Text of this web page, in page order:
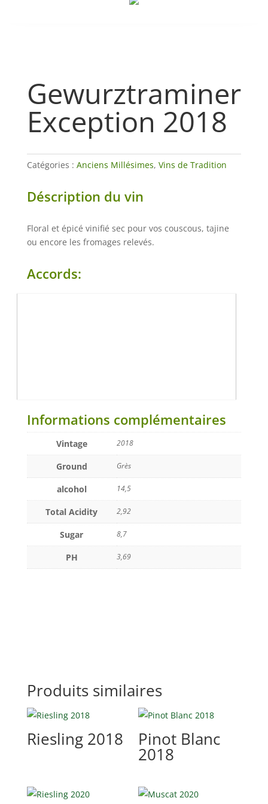
Gewurztraminer
Exception 2018
Catégories : Anciens Millésimes, Vins de Tradition
Déscription du vin
Floral et épicé vinifié sec pour vos couscous, tajine
ou encore les fromages relevés.
Accords:
Informations complémentaires
Vintage 2018
Ground Grès
alcohol 14,5
Total Acidity 2,92
Sugar 8,7
PH 3,69
Produits similaires
Riesling 2018 Pinot Blanc
2018